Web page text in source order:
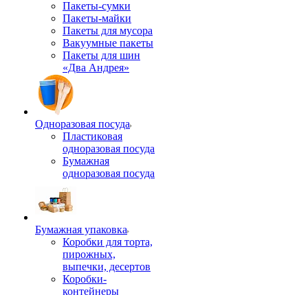
Пакеты-сумки
Пакеты-майки
Пакеты для мусора
Вакуумные пакеты
Пакеты для шин
«Два Андрея»
Одноразовая посуда
Пластиковая
одноразовая посуда
Бумажная
одноразовая посуда
Бумажная упаковка
Коробки для торта,
пирожных,
выпечки, десертов
Коробки-
контейнеры